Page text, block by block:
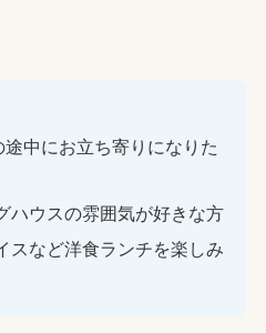
中にお立ち寄りになりた
ハウスの雰囲気が好きな方
スなど洋食ランチを楽しみ